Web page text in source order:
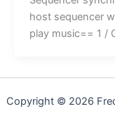
host sequencer
play music== 1 /
Copyright © 2026